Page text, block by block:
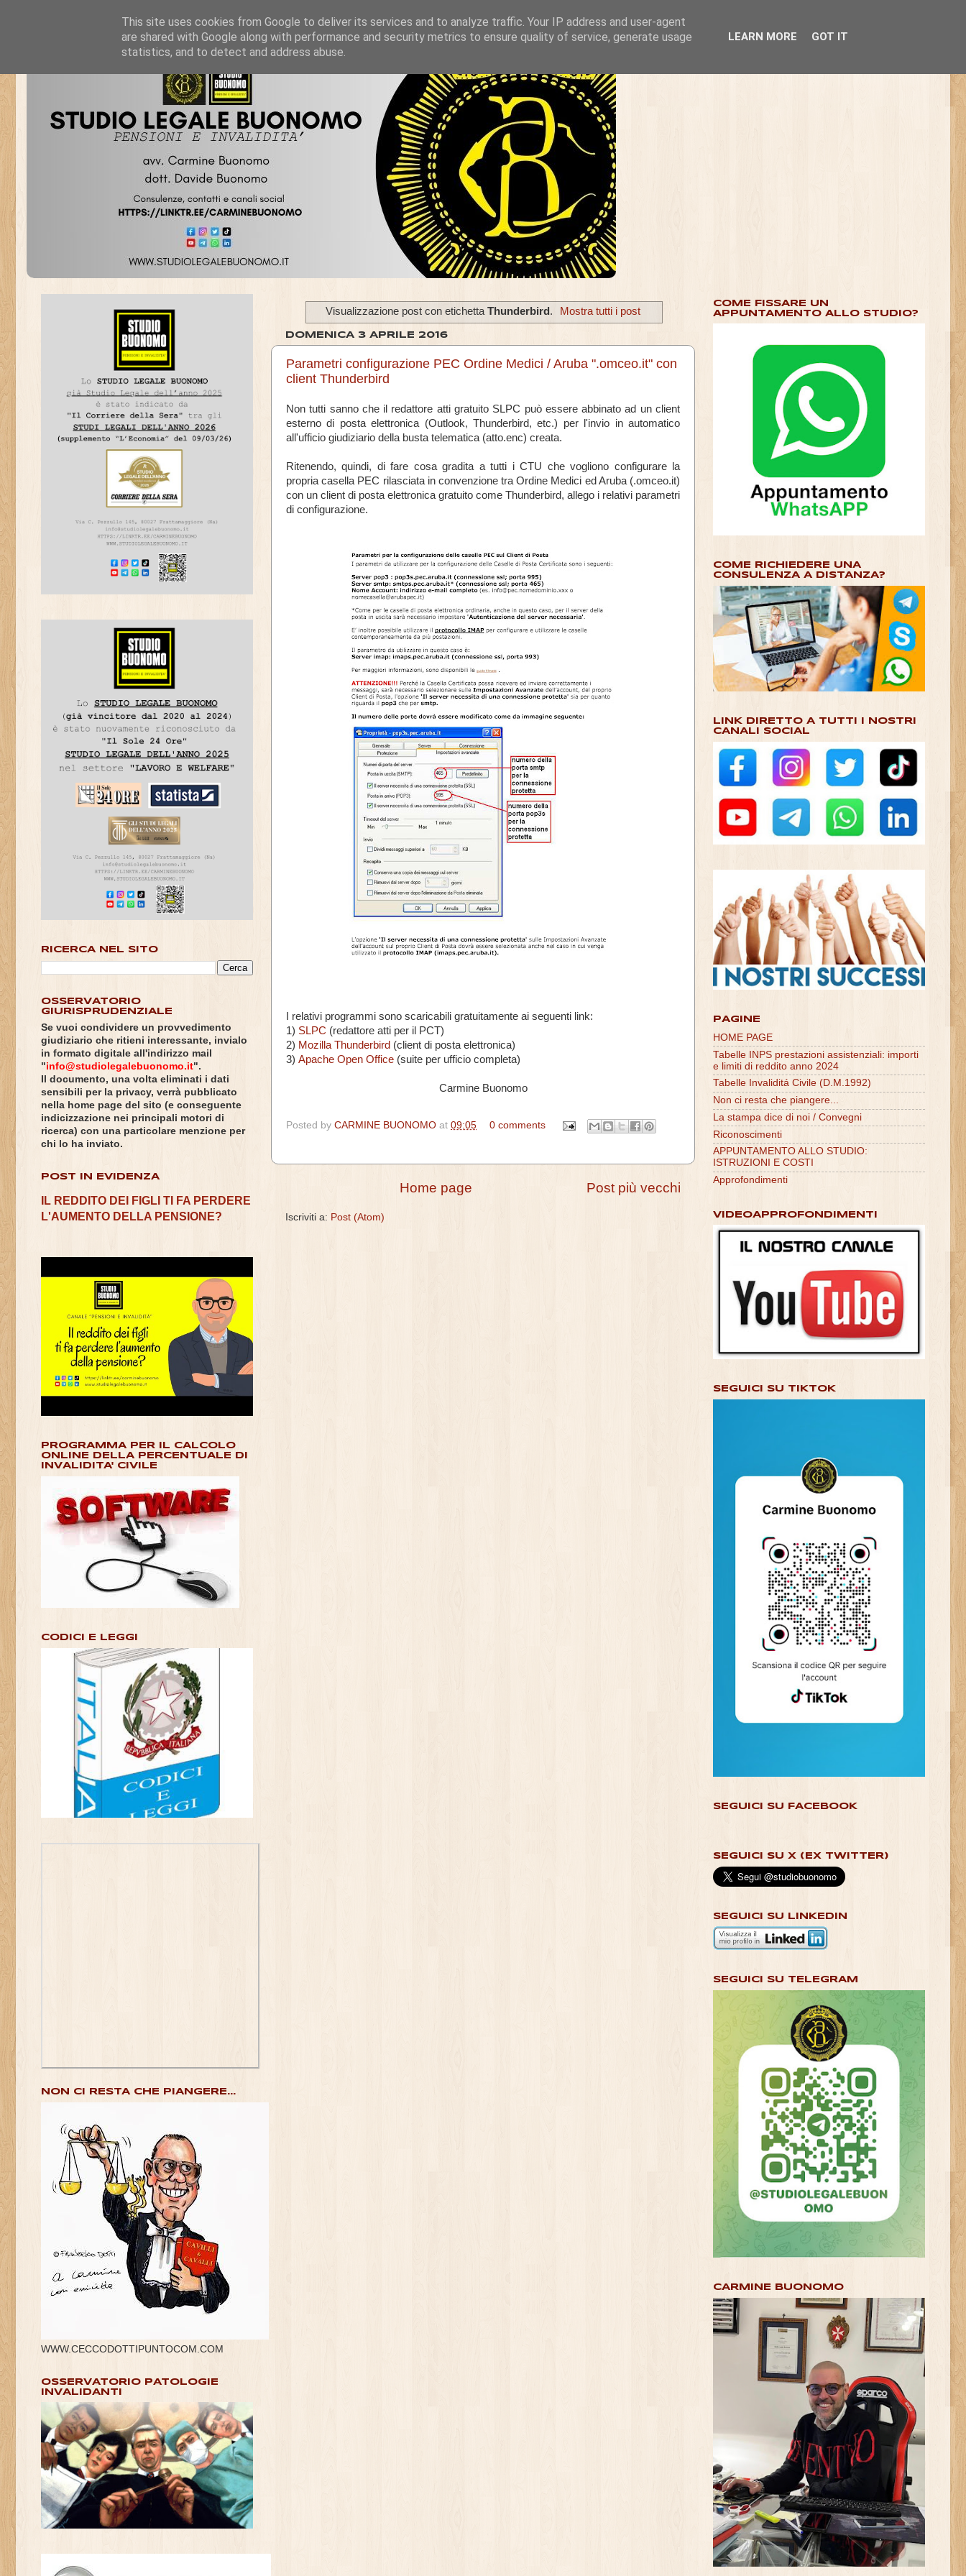
Visualizzazione post con etichettaThunderbird . Mostra tutti i post
DOMENICA 3 APRILE 2016
Parametri configurazione PEC Ordine Medici / Aruba ".omceo.it" con
client Thunderbird
Non tutti sanno che il redattore atti gratuito SLPC può essere abbinato ad un client
esterno di posta elettronica (Outlook, Thunderbird, etc.) per l'invio in automatico
all'ufficio giudiziario della busta telematica (atto.enc) creata.
Ritenendo, quindi, di fare cosa gradita a tutti i CTU che vogliono configurare la
propria casella PEC rilasciata in convenzione tra Ordine Medici ed Aruba (.omceo.it)
con un client di posta elettronica gratuito come Thunderbird, allego i relativi parametri
di configurazione.
I relativi programmi sono scaricabili gratuitamente ai seguenti link:
1) SLPC (redattore atti per il PCT)
2) Mozilla Thunderbird (client di posta elettronica)
3) Apache Open Office (suite per ufficio completa)
Carmine Buonomo
Posted by CARMINE BUONOMO at 09:05 0 comments
Post più vecchi
Home page
Iscriviti a: Post (Atom)
RICERCA NEL SITO
OSSERVATORIO
GIURISPRUDENZIALE
Se vuoi condividere un provvedimento
giudiziario che ritieni interessante, invialo
in formato digitale all'indirizzo mail
"info@studiolegalebuonomo.it".
Il documento, una volta eliminati i dati
sensibili per la privacy, verrà pubblicato
nella home page del sito (e conseguente
indicizzazione nei principali motori di
ricerca) con una particolare menzione per
chi lo ha inviato.
POST IN EVIDENZA
IL REDDITO DEI FIGLI TI FA PERDERE
L'AUMENTO DELLA PENSIONE?
PROGRAMMA PER IL CALCOLO
ONLINE DELLA PERCENTUALE DI
INVALIDITA' CIVILE
CODICI E LEGGI
NON CI RESTA CHE PIANGERE...
WWW.CECCODOTTIPUNTOCOM.COM
OSSERVATORIO PATOLOGIE
INVALIDANTI
COME FISSARE UN
APPUNTAMENTO ALLO STUDIO?
COME RICHIEDERE UNA
CONSULENZA A DISTANZA?
LINK DIRETTO A TUTTI I NOSTRI
CANALI SOCIAL
PAGINE
HOME PAGE
Tabelle INPS prestazioni assistenziali: importi
e limiti di reddito anno 2024
Tabelle Invaliditá Civile (D.M.1992)
Non ci resta che piangere...
La stampa dice di noi / Convegni
Riconoscimenti
APPUNTAMENTO ALLO STUDIO:
ISTRUZIONI E COSTI
Approfondimenti
VIDEOAPPROFONDIMENTI
SEGUICI SU TIKTOK
SEGUICI SU FACEBOOK
SEGUICI SU X (EX TWITTER)
SEGUICI SU LINKEDIN
SEGUICI SU TELEGRAM
CARMINE BUONOMO
This site uses cookies from Google to deliver its services and to analyze traffic. Your IP address and user-agent
are shared with Google along with performance and security metrics to ensure quality of service, generate usage
statistics, and to detect and address abuse.
LEARN MORE GOT IT